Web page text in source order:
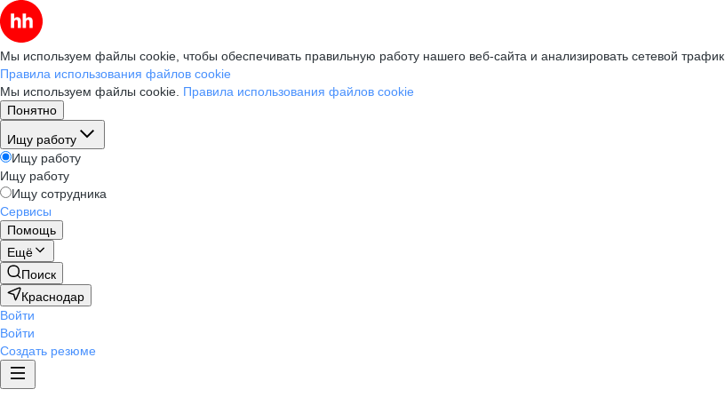
Мы используем файлы cookie, чтобы обеспечивать правильную работу нашего веб-сайта и анализировать сетевой трафик.
Правила использования файлов cookie
Мы используем файлы cookie. Правила использования файлов cookie
Понятно
Ищу работу
Ищу работу
Ищу работу
Ищу сотрудника
Сервисы
Помощь
Ещё
Поиск
Краснодар
Войти
Войти
Создать резюме